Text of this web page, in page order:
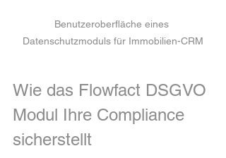
Benutzeroberfläche eines
Datenschutzmoduls für Immobilien-CRM
Wie das Flowfact DSGVO
Modul Ihre Compliance
sicherstellt